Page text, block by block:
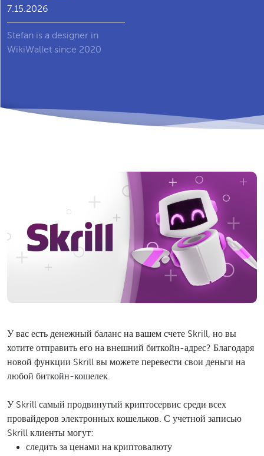
7.15.2026
Stefan is a designer in
WikiWallet since 2020
У вас есть денежный баланс на вашем счете Skrill, но вы
хотите отправить его на внешний биткойн-адрес? Благодаря
новой функции Skrill вы можете перевести свои деньги на
любой биткойн-кошелек.
У Skrill самый продвинутый криптосервис среди всех
провайдеров электронных кошельков. С учетной записью
Skrill клиенты могут:
следить за ценами на криптовалюту